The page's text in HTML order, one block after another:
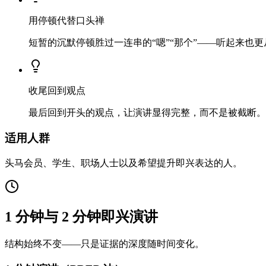
用停顿代替口头禅
短暂的沉默停顿胜过一连串的“嗯”“那个”——听起来也更
收尾回到观点
最后回到开头的观点，让演讲显得完整，而不是被截断。
适用人群
头马会员、学生、职场人士以及希望提升即兴表达的人。
1 分钟与 2 分钟即兴演讲
结构始终不变——只是证据的深度随时间变化。